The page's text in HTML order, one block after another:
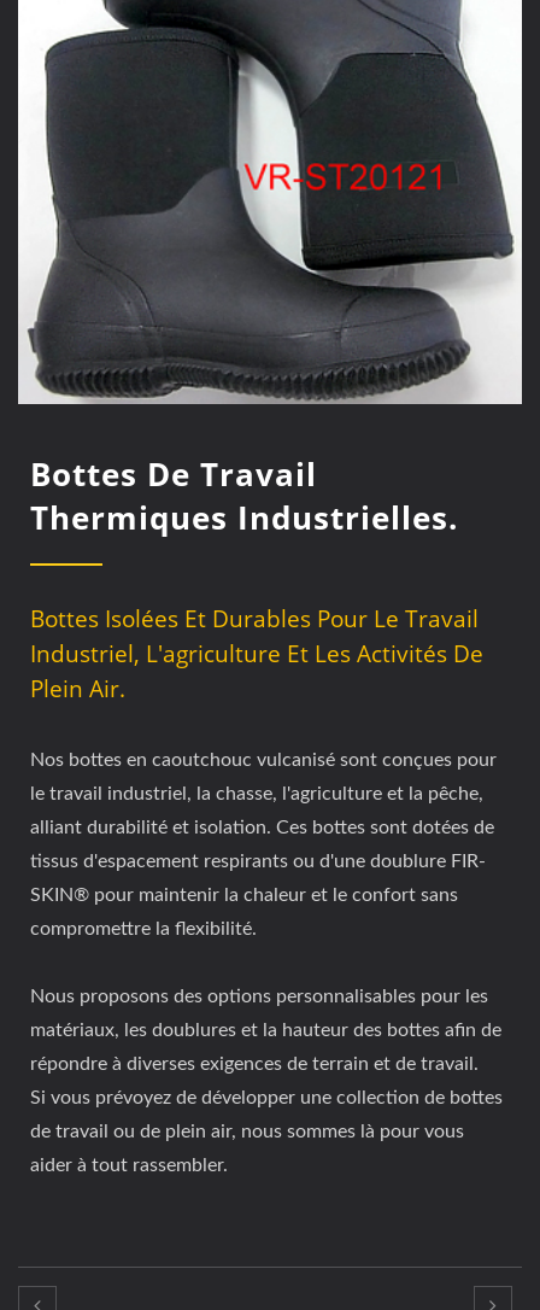
Bottes De Travail
Thermiques Industrielles.
Bottes Isolées Et Durables Pour Le Travail
Industriel, L'agriculture Et Les Activités De
Plein Air.
Nos bottes en caoutchouc vulcanisé sont conçues pour
le travail industriel, la chasse, l'agriculture et la pêche,
alliant durabilité et isolation. Ces bottes sont dotées de
tissus d'espacement respirants ou d'une doublure FIR-
SKIN® pour maintenir la chaleur et le confort sans
compromettre la flexibilité.
Nous proposons des options personnalisables pour les
matériaux, les doublures et la hauteur des bottes afin de
répondre à diverses exigences de terrain et de travail.
Si vous prévoyez de développer une collection de bottes
de travail ou de plein air, nous sommes là pour vous
aider à tout rassembler.